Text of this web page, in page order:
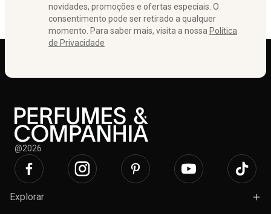
novidades, promoções e ofertas especiais. O
consentimento pode ser retirado a qualquer
momento. Para saber mais, visita a nossa Política
de Privacidade
@2026
Explorar